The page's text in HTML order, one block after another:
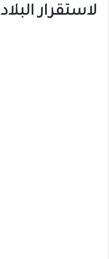
لاستقرار البلاد